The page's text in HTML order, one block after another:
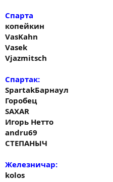
Спарта
копейкин
VasKahn
Vasek
Vjazmitsch
Спартак:
SpartakБарнаул
Горобец
SAXAR
Игорь Нетто
andru69
СТЕПАНЫЧ
Железничар:
kolos